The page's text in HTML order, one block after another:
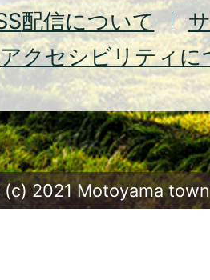
配信について
アクセシビリティに
2021 Motoyama